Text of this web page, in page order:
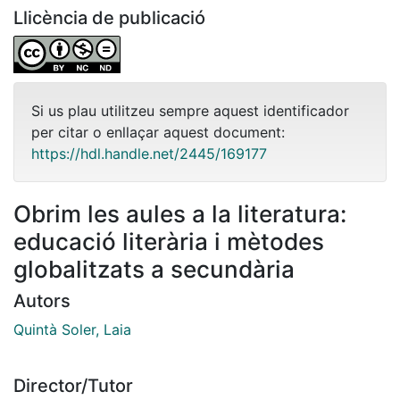
Llicència de publicació
Si us plau utilitzeu sempre aquest identificador
per citar o enllaçar aquest document:
https://hdl.handle.net/2445/169177
Obrim les aules a la literatura:
educació literària i mètodes
globalitzats a secundària
Autors
Quintà Soler, Laia
Director/Tutor